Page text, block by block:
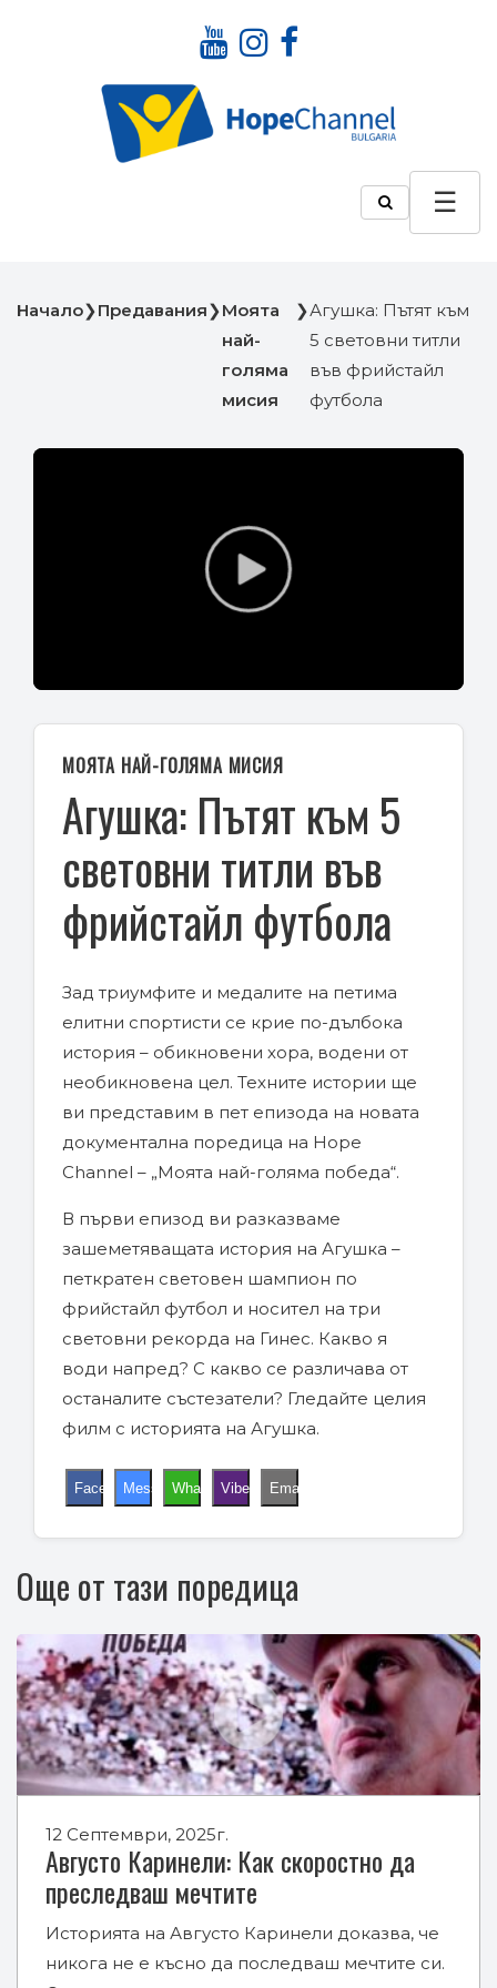
Начало❯Предавания❯Моята
най-
голяма
мисия
❯Агушка: Пътят към
5 световни титли
във фрийстайл
футбола
Play
МОЯТА НАЙ-ГОЛЯМА МИСИЯ
Агушка: Пътят към 5
световни титли във
фрийстайл футбола
Зад триумфите и медалите на петима
елитни спортисти се крие по-дълбока
история – обикновени хора, водени от
необикновена цел. Техните истории ще
ви представим в пет епизода на новата
документална поредица на Hope
Channel – „Моята най-голяма победа“.
В първи епизод ви разказваме
зашеметяващата история на Агушка –
петкратен световен шампион по
фрийстайл футбол и носител на три
световни рекорда на Гинес. Какво я
води напред? С какво се различава от
останалите състезатели? Гледайте целия
филм с историята на Агушка.
FacebookMessengerWhatsApp
Viber Email
Още от тази поредица
12 Септември, 2025г.
Августо Каринели: Как скоростно да
преследваш мечтите
Историята на Августо Каринели доказва, че
никога не е късно да последваш мечтите си.